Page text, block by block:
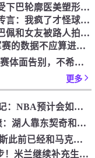
[体育视频]卧槽你是谁？维尼修斯接受下巴轮廓医美塑形，突然变
[世界杯]阿根廷总统回应对球员发火传言：我疯了才怪球员？全是
[体育头条]迈阿密真好玩！实拍：姆巴佩和女友被路人拍到在夜店
[今日视频]你认同吗❓️CBS嘉宾：季军赛的数据不应算进去，
【好看推荐】队报：德尚决心在季军赛体面告别，不希望以两连败收
更多
【体育资讯】詹姆斯已做出决定~美记：NBA预计会如期公布新赛
【集锦】没有老詹！帕金斯此前开喷：湖人靠东契奇和里夫斯没人会
[体育头条]多年夏季训练搭子！詹姆斯此前已经和马克西一同训练
【有道理嘛?】签字只是最简单的一步！米兰继续补充生力军！